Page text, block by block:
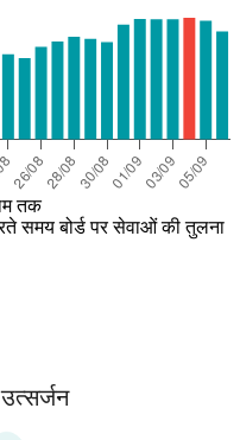
तक
समय बोर्ड पर सेवाओं की तुलना